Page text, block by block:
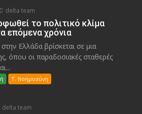
delta team
το πολιτικό κλίμα
επόμενα χρόνια
Ελλάδα βρίσκεται σε μια
όπου οι παραδοσιακές σταθερές
Τ. Νοημοσύνη
delta team